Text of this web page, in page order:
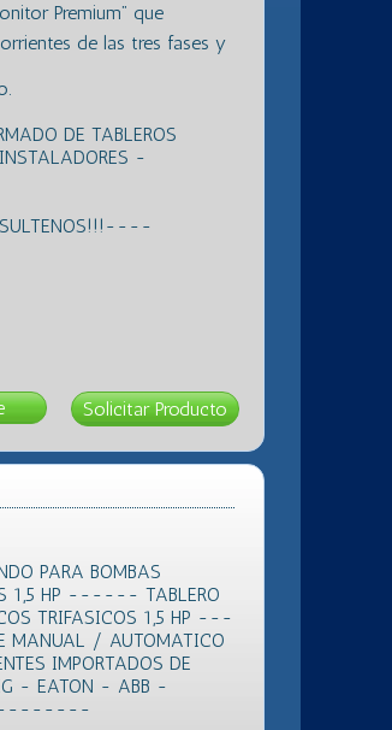
Premium” que
de las tres fases y
DE TABLEROS
-
PARA BOMBAS
1,5 HP ------ TABLERO
TRIFASICOS 1,5 HP ---
MANUAL / AUTOMATICO
IMPORTADOS DE
- EATON - ABB -
------------